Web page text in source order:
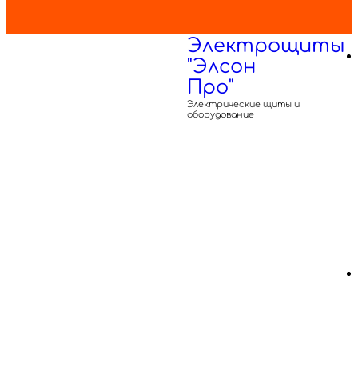
Электрощиты
"Элсон
Про"
Электрические щиты и
оборудование